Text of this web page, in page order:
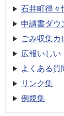
石井町得々
申請書ダウ
ごみ収集カ
広報いしい
よくある質
リンク集
例規集